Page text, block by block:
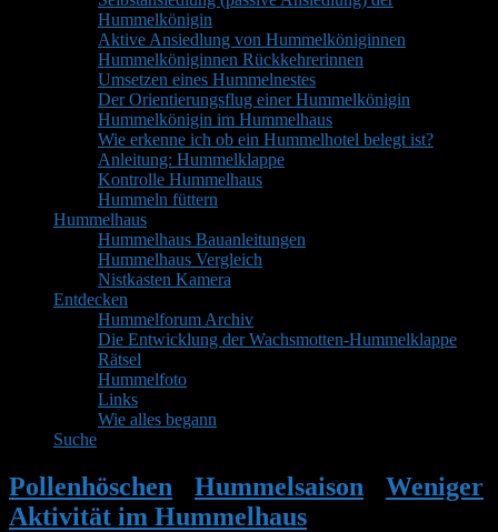
Hummelkönigin
Aktive Ansiedlung von Hummelköniginnen
Hummelköniginnen Rückkehrerinnen
Umsetzen eines Hummelnestes
Der Orientierungsflug einer Hummelkönigin
Hummelkönigin im Hummelhaus
Wie erkenne ich ob ein Hummelhotel belegt ist?
Anleitung: Hummelklappe
Kontrolle Hummelhaus
Hummeln füttern
Hummelhaus
Hummelhaus Bauanleitungen
Hummelhaus Vergleich
Nistkasten Kamera
Entdecken
Hummelforum Archiv
Die Entwicklung der Wachsmotten-Hummelklappe
Rätsel
Hummelfoto
Links
Wie alles begann
Suche
Pollenhöschen Hummelsaison
Weniger
Aktivität im Hummelhaus